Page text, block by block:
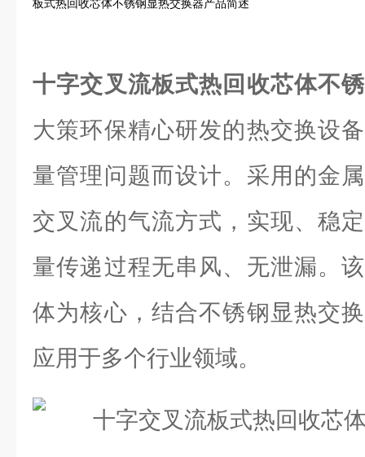
板式热回收芯体不锈钢显热交换器产品简述
十字交叉流板式热回收芯体不
大策环保精心研发的热交换设
量管理问题而设计。采用的金
交叉流的气流方式，实现、稳
量传递过程无串风、无泄漏。
体为核心，结合不锈钢显热交
应用于多个行业领域。